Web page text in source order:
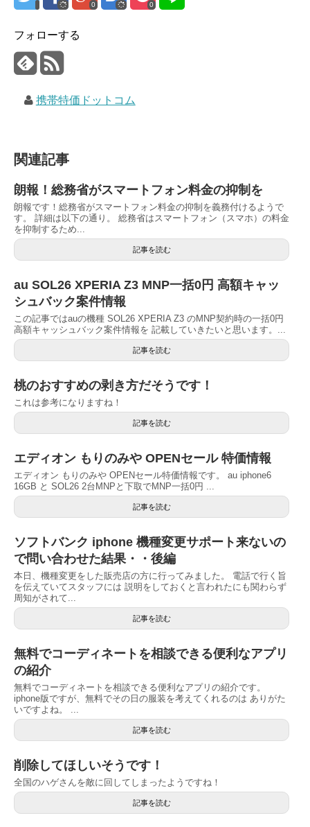
0 0
フォローする
携帯特価ドットコム
関連記事
朗報！総務省がスマートフォン料金の抑制を
朗報です！総務省がスマートフォン料金の抑制を義務付けるようで
す。 詳細は以下の通り。 総務省はスマートフォン（スマホ）の料金
を抑制するため...
記事を読む
au SOL26 XPERIA Z3 MNP一括0円 高額キャッ
シュバック案件情報
この記事ではauの機種 SOL26 XPERIA Z3 のMNP契約時の一括0円
高額キャッシュバック案件情報を 記載していきたいと思います。...
記事を読む
桃のおすすめの剥き方だそうです！
これは参考になりますね！
記事を読む
エディオン もりのみや OPENセール 特価情報
エディオン もりのみや OPENセール特価情報です。 au iphone6
16GB と SOL26 2台MNPと下取でMNP一括0円 ...
記事を読む
ソフトバンク iphone 機種変更サポート来ないの
で問い合わせた結果・・後編
本日、機種変更をした販売店の方に行ってみました。 電話で行く旨
を伝えていてスタッフには 説明をしておくと言われたにも関わらず
周知がされて...
記事を読む
無料でコーディネートを相談できる便利なアプリ
の紹介
無料でコーディネートを相談できる便利なアプリの紹介です。
iphone版ですが、無料でその日の服装を考えてくれるのは ありがた
いですよね。 ...
記事を読む
削除してほしいそうです！
全国のハゲさんを敵に回してしまったようですね！
記事を読む